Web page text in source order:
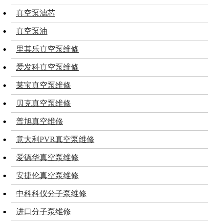
真空泵滤芯
真空泵油
里其乐真空泵维修
爱发科真空泵维修
莱宝真空泵维修
贝克真空泵维修
普旭真空维修
意大利PVR真空泵维修
爱德华真空泵维修
安捷伦真空泵维修
中科科仪分子泵维修
进口分子泵维修